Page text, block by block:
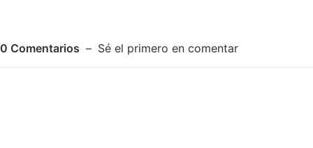
0 Comentarios Sé el primero en comentar